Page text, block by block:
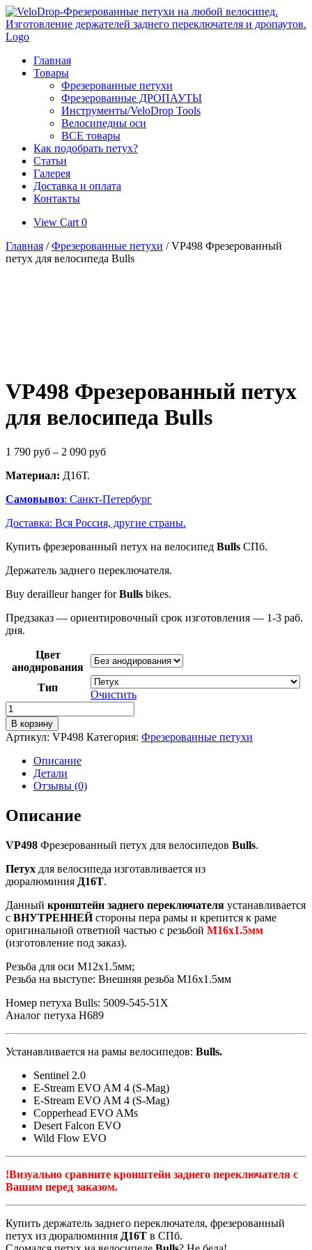
Skip
to
content
Главная
Товары
Фрезерованные петухи
Фрезерованные ДРОПАУТЫ
Инструменты/VeloDrop Tools
Велосипедны оси
ВСЕ товары
Как подобрать петух?
Статьи
Галерея
Доставка и оплата
Контакты
View
cart
View Cart 0
Главная /Фрезерованные петухи / VP498 Фрезерованный
петух для велосипеда Bulls
VP498 Фрезерованный петух
для велосипеда Bulls
1 790 руб – 2 090 руб
Материал: Д16Т.
Самовывоз: Санкт-Петербург
Доставка: Вся Россия, другие страны.
Купить фрезерованный петух на велосипед Bulls СПб.
Держатель заднего переключателя.
Buy derailleur hanger forBulls bikes.
Предзаказ — ориентировочный срок изготовления — 1-3 раб.
дня.
Цвет
анодирования
Тип
Очистить
Количество
товара
VP498
Фрезерованный
петух
велосипеда
В корзину
Артикул: VP498 Категория: Фрезерованные петухи
Описание
Детали
Отзывы (0)
Описание
VP498 Фрезерованный петух для велосипедов Bulls.
Петух для велосипеда изготавливается из
дюралюминия Д16Т.
Данный кронштейн заднего переключателя устанавливается
с ВНУТРЕННЕЙстороны пера рамы и крепится к раме
оригинальной ответной частью с резьбой М16х1.5мм
(изготовление под заказ).
Резьба для оси М12х1.5мм;
Резьба на выступе: Внешняя резьба М16х1.5мм
Номер петуха Bulls: 5009-545-51X
Аналог петуха H689
Устанавливается на рамы велосипедов: Bulls.
Sentinel 2.0
E-Stream EVO AM 4 (S-Mag)
E-Stream EVO AM 4 (S-Mag)
Copperhead EVO AMs
Desert Falcon EVO
Wild Flow EVO
!Визуально сравните кронштейн заднего переключателя с
Вашим перед заказом.
Купить держатель заднего переключателя, фрезерованный
петух из дюралюминия Д16Т в СПб.